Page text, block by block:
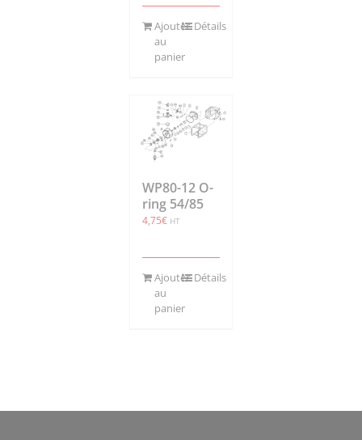
Ajouter
au
panier
Détails
WP80-12 O-
ring 54/85
4,75€ HT
Ajouter
au
panier
Détails